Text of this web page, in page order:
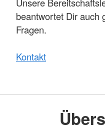
beantwortet Dir auch
Fragen.
Kontakt